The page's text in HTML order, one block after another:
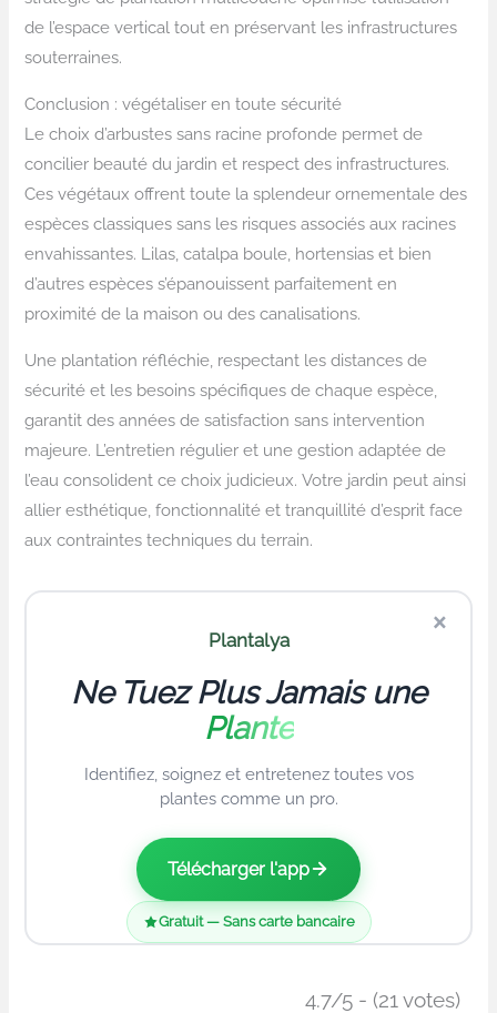
de l’espace vertical tout en préservant les infrastructures
souterraines.
Conclusion : végétaliser en toute sécurité
Le choix d’arbustes sans racine profonde permet de
concilier beauté du jardin et respect des infrastructures.
Ces végétaux offrent toute la splendeur ornementale des
espèces classiques sans les risques associés aux racines
envahissantes. Lilas, catalpa boule, hortensias et bien
d’autres espèces s’épanouissent parfaitement en
proximité de la maison ou des canalisations.
Une plantation réfléchie, respectant les distances de
sécurité et les besoins spécifiques de chaque espèce,
garantit des années de satisfaction sans intervention
majeure. L’entretien régulier et une gestion adaptée de
l’eau consolident ce choix judicieux. Votre jardin peut ainsi
allier esthétique, fonctionnalité et tranquillité d’esprit face
aux contraintes techniques du terrain.
×
Plantalya
Ne Tuez Plus Jamais une
Plante
Identifiez, soignez et entretenez toutes vos
plantes comme un pro.
Télécharger l'app
Gratuit — Sans carte bancaire
4.7/5 - (21 votes)